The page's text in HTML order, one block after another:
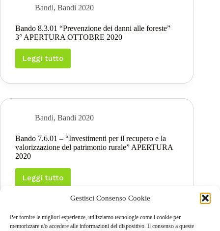
Gestisci Consenso Cookie
Per fornire le migliori esperienze, utilizziamo tecnologie come i cookie per
memorizzare e/o accedere alle informazioni del dispositivo. Il consenso a queste
valore
forestali
e
Investimenti
nella
trasformazione,
e
delle
3°
APERTURA
Bandi, Bandi 2020
Bando 8.3.01 “Prevenzione dei danni alle foreste”
3° APERTURA OTTOBRE 2020
Leggi tutto
Bando
8.3.01
danni
foreste”
OTTOBRE
2020
Bandi, Bandi 2020
Bando 7.6.01 – “Investimenti per il recupero e la
valorizzazione del patrimonio rurale” APERTURA
2020
Leggi tutto
Bando
per
il